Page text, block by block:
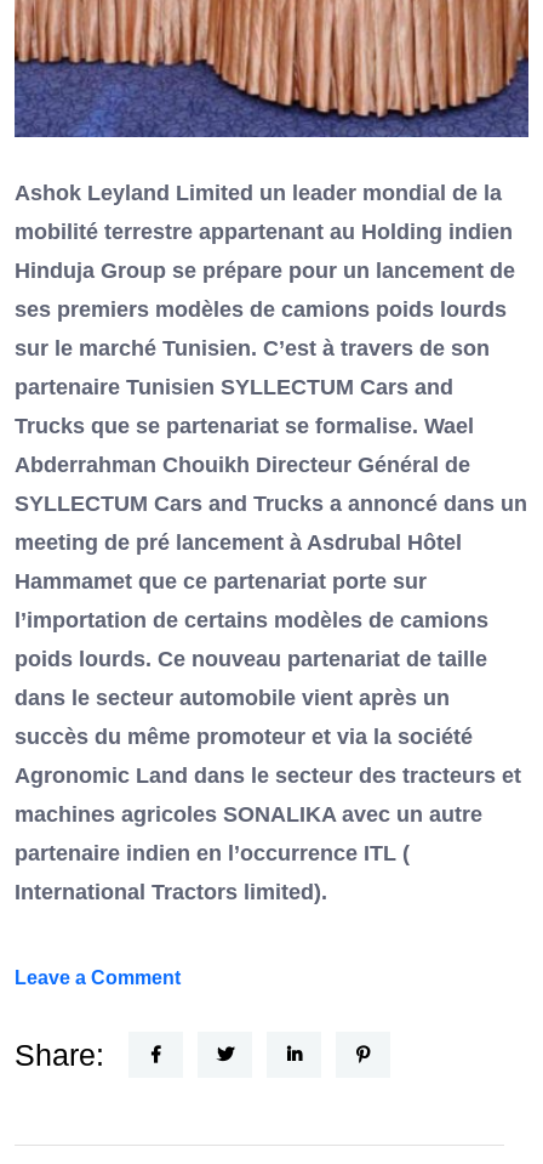
Ashok Leyland Limited un leader mondial de la
mobilité terrestre appartenant au Holding indien
Hinduja Group se prépare pour un lancement de
ses premiers modèles de camions poids lourds
sur le marché Tunisien. C’est à travers de son
partenaire Tunisien SYLLECTUM Cars and
Trucks que se partenariat se formalise. Wael
Abderrahman Chouikh Directeur Général de
SYLLECTUM Cars and Trucks a annoncé dans un
meeting de pré lancement à Asdrubal Hôtel
Hammamet que ce partenariat porte sur
l’importation de certains modèles de camions
poids lourds. Ce nouveau partenariat de taille
dans le secteur automobile vient après un
succès du même promoteur et via la société
Agronomic Land dans le secteur des tracteurs et
machines agricoles SONALIKA avec un autre
partenaire indien en l’occurrence ITL (
International Tractors limited).
Leave a Commenton
Nouvel
le
Share: